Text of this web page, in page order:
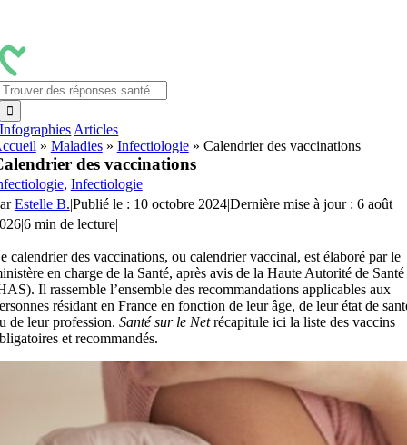
contenu
Infographies Articles
» Maladies» Infectiologie» Calendrier des vaccinations
des vaccinations
, Infectiologie
Estelle B.|Publié le : 10 octobre 2024|Dernière mise à jour : 6 août
|6 min de lecture|
calendrier des vaccinations, ou calendrier vaccinal, est élaboré par le
en charge de la Santé, après avis de la Haute Autorité de Santé
Il rassemble l’ensemble des recommandations applicables aux
résidant en France en fonction de leur âge, de leur état de
de leur profession. Santé sur le Netrécapitule ici la liste des vaccins
et recommandés.